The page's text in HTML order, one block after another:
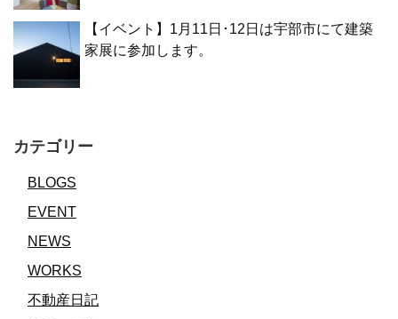
【イベント】1月11日･12日は宇部市にて建築
家展に参加します。
カテゴリー
BLOGS
EVENT
NEWS
WORKS
不動産日記